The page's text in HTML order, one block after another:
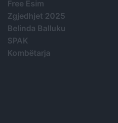
Free Esim
Zgjedhjet 2025
Belinda Balluku
SPAK
Kombëtarja